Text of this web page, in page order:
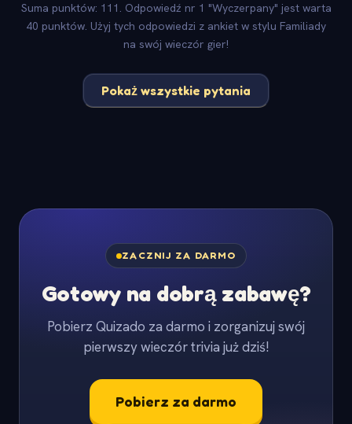
Suma punktów: 111. Odpowiedź nr 1 "Wyczerpany" jest warta
40 punktów. Użyj tych odpowiedzi z ankiet w stylu Familiady
na swój wieczór gier!
Pokaż wszystkie pytania
ZACZNIJ ZA DARMO
Gotowy na dobrą zabawę?
Pobierz Quizado za darmo i zorganizuj swój
pierwszy wieczór trivia już dziś!
Pobierz za darmo